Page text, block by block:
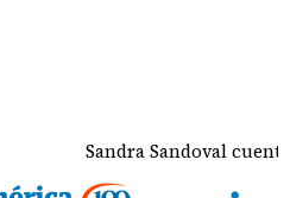
Sandra Sandoval cuenta el